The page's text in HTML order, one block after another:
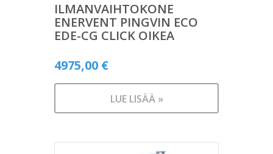
ILMANVAIHTOKONE
ENERVENT PINGVIN ECO
EDE-CG CLICK OIKEA
4975,00 €
LUE LISÄÄ »